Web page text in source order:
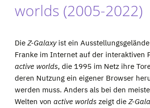
worlds (2005-2022)
DieZ-Galaxyist ein
Franke im Internet auf der interaktiven
active worlds, die 1995 im Netz ihre
deren Nutzung ein eigener Browser
werden muss. Anders als bei den
Welten von active worlds zeigt dieZ-